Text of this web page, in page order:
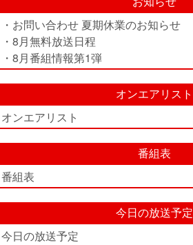
・お問い合わせ 夏期休業のお知らせ
・8月無料放送日程
・8月番組情報第1弾
オンエアリスト
オンエアリスト
番組表
番組表
今日の放送予定
今日の放送予定